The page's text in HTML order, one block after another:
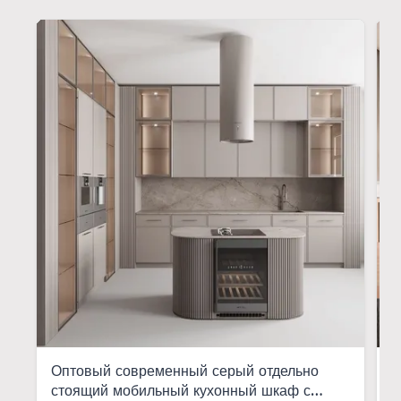
Оптовый современный серый отдельно
стоящий мобильный кухонный шкаф с